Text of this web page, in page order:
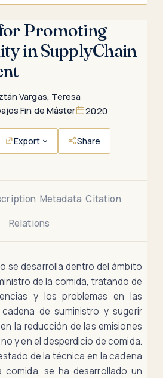
Promoting
in SupplyChain
Vargas, Teresa
Fin de Máster
2020
Export Share
Metadata Citation
Relations
se desarrolla dentro del ámbito
de la comida, tratando de
y los problemas en las
de suministro y sugerir
la reducción de las emisiones
y en el desperdicio de comida.
de la técnica en la cadena
comida, se ha desarrollado un